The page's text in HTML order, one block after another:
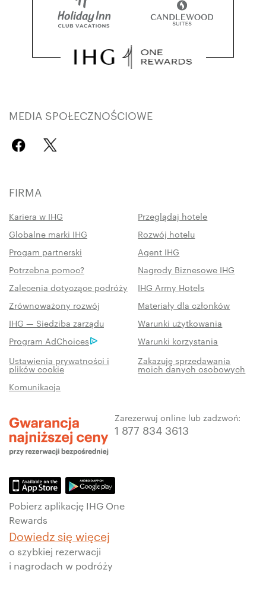
MEDIA SPOŁECZNOŚCIOWE
FIRMA
Kariera w IHG
Przeglądaj hotele
Globalne marki IHG
Rozwój hotelu
Progam partnerski
Agent IHG
Potrzebna pomoc?
Nagrody Biznesowe IHG
Zalecenia dotyczące podróży
IHG Army Hotels
Zrównoważony rozwój
Materiały dla członków
IHG — Siedziba zarządu
Warunki użytkowania
Program AdChoices
Warunki korzystania
Ustawienia prywatności i
plików cookie
Zakazuję sprzedawania
moich danych osobowych
Komunikacja
Zarezerwuj online lub zadzwoń:
1 877 834 3613
Pobierz aplikację IHG One
Rewards
Dowiedz się więcej
o szybkiej rezerwacji
i nagrodach w podróży